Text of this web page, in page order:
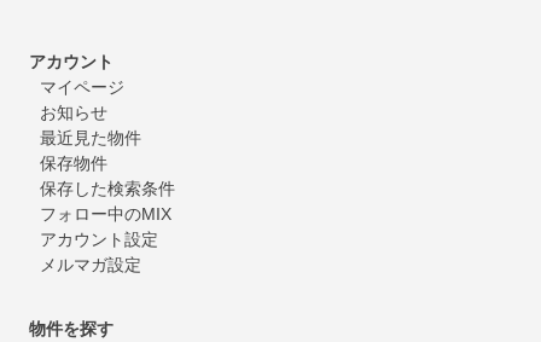
アカウント
マイページ
お知らせ
最近見た物件
保存物件
保存した検索条件
フォロー中のMIX
アカウント設定
メルマガ設定
物件を探す